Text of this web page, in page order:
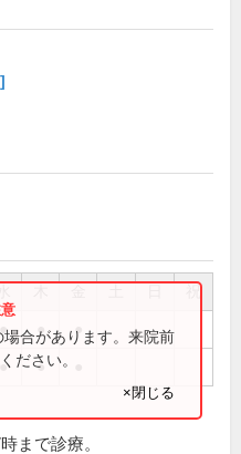
祝
● ●
●
合があります。来院前
ださい。
×閉じる
まで診療。